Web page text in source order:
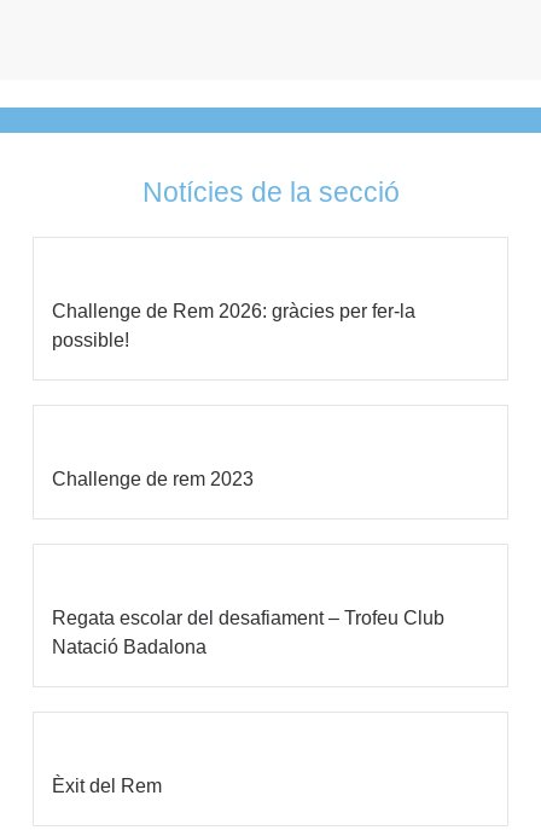
Notícies de la secció
Challenge de Rem 2026: gràcies per fer-la
possible!
Challenge de rem 2023
Regata escolar del desafiament – Trofeu Club
Natació Badalona
Èxit del Rem